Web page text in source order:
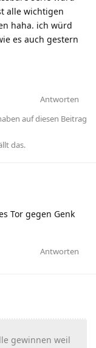
alle wichtigen
haha. ich würd
es auch gestern
Antworten
auf diesen Beitrag
das.
Tor gegen Genk
Antworten
gewinnen weil